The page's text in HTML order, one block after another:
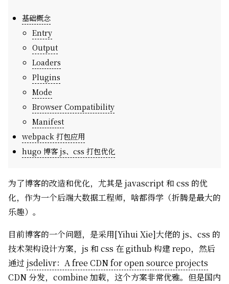
基础概念
Entry
Output
Loaders
Plugins
Mode
Browser Compatibility
Manifest
webpack 打包应用
hugo 博客 js、css 打包优化
为了博客的改造和优化，尤其是 javascript 和 css 的优
化，作为一个后端大数据工程师，啥都得学（折腾是最大的
乐趣）。
目前博客的一个问题，是采用[Yihui Xie]大佬的 js、css 的
技术架构设计方案，js 和 css 在 github 构建 repo，然后
通过 jsdelivr：A free CDN for open source projects
CDN 分发，combine 加载，这个方案非常优雅。但是国内